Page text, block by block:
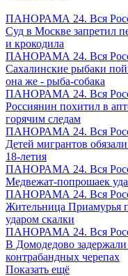
ПАНОРАМА 24. Вся
Суд в Москве запретил
и крокодила
ПАНОРАМА 24. Вся
Сахалинские рыбаки
она же - рыба-собака
ПАНОРАМА 24. Вся
Россиянин похитил в
горячим следам
ПАНОРАМА 24. Вся
Детей мигрантов
18-летия
ПАНОРАМА 24. Вся
Медвежат-попрошаек
ПАНОРАМА 24. Вся
Жительница Приамурья
ударом скалки
ПАНОРАМА 24. Вся
В Домодедово
контрабандных черепах
Показать ещё